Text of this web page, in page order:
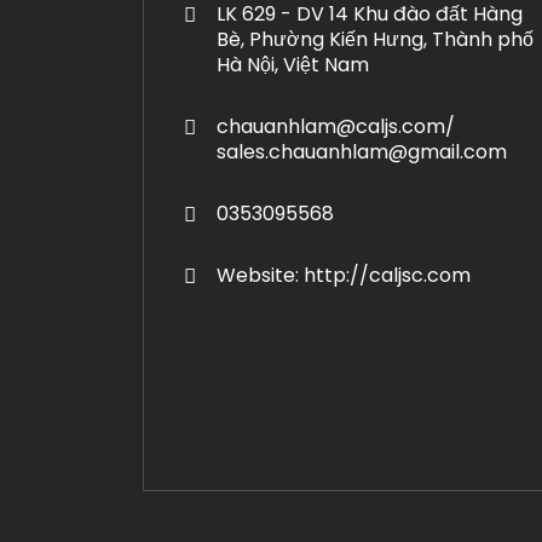
LK 629 - DV 14 Khu đào đất Hàng
Bè, Phường Kiến Hưng, Thành phố
Hà Nội, Việt Nam
chauanhlam@caljs.com/
sales.chauanhlam@gmail.com
0353095568
Website: http://caljsc.com